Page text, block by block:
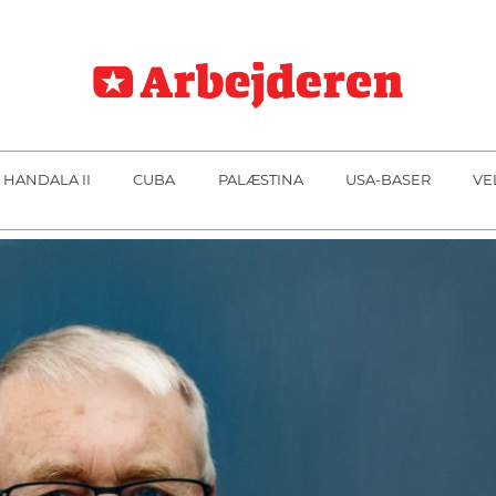
HANDALA II CUBA PALÆSTINA USA-BASER